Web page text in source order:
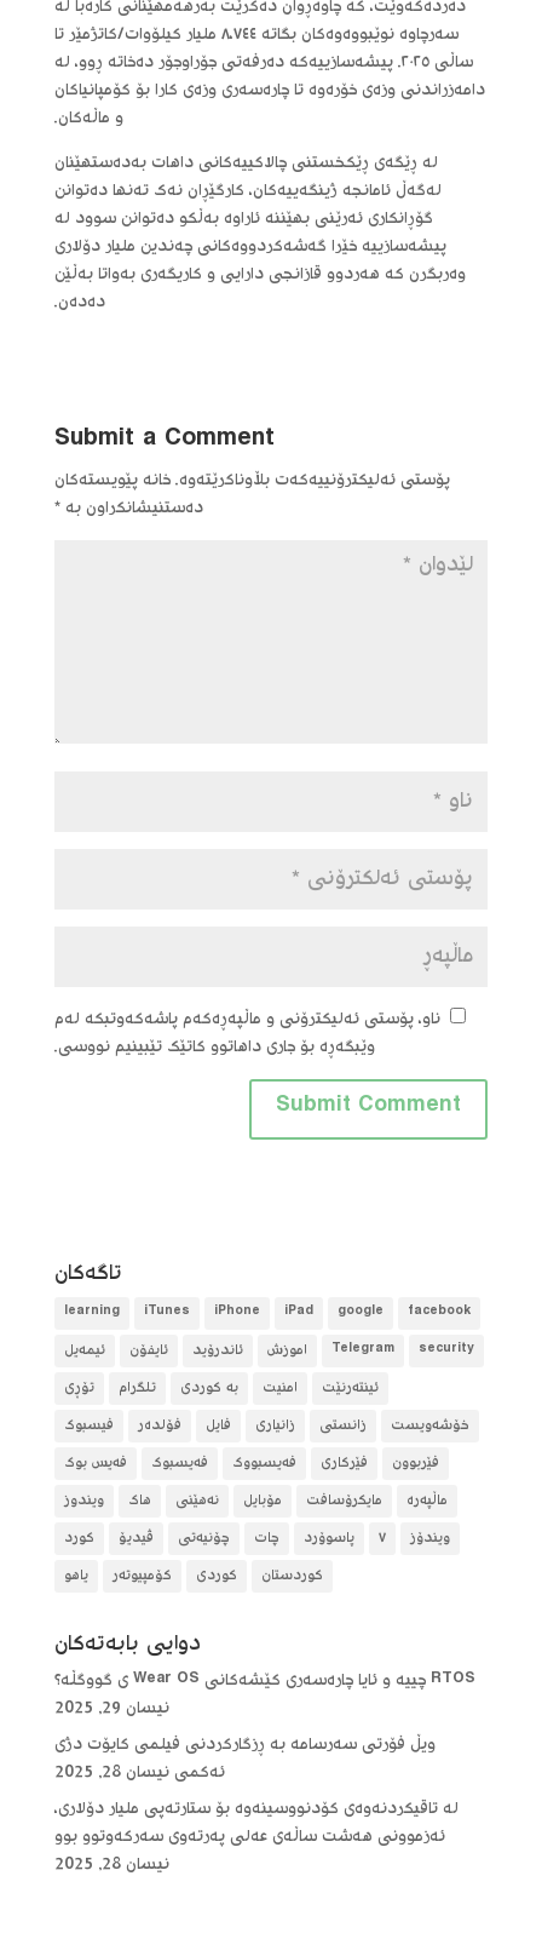
دەردەکەوێت، کە چاوەڕوان دەکرێت بەرهەمهێنانی کارەبا لە
سەرچاوە نوێبووەوەکان بگاتە ٨،٧٤٤ ملیار کیلۆوات/کاتژمێر تا
ساڵی ٢٠٢٥. پیشەسازییەکە دەرفەتی جۆراوجۆر دەخاتە ڕوو، لە
دامەزراندنی وزەی خۆرەوە تا چارەسەری وزەی کارا بۆ کۆمپانیاکان
و ماڵەکان.
لە ڕێگەی ڕێکخستنی چالاکییەکانی داهات بەدەستهێنان
لەگەڵ ئامانجە ژینگەییەکان، کارگێڕان نەک تەنها دەتوانن
گۆڕانکاری ئەرێنی بهێننە ئاراوە بەڵکو دەتوانن سوود لە
پیشەسازییە خێرا گەشەکردووەکانی چەندین ملیار دۆلاری
وەربگرن کە هەردوو قازانجی دارایی و کاریگەری بەواتا بەڵێن
دەدەن.
Submit a Comment
پۆستی ئەلیکترۆنییەکەت بڵاوناکرێتەوە. خانە پێویستەکان
دەستنیشانکراون بە*
ناو، پۆستی ئەلیکترۆنی و ماڵپەڕەکەم پاشەکەوتبکە لەم
وێبگەڕە بۆ جاری داهاتوو کاتێک تێبینیم نووسی.
تاگه‌كان
facebook
google
iPad
iPhone
iTunes
learning
security
Telegram آموزش ئاندرۆید ئایفۆن
ئیمەیل
ئینتەرنێت
امنیت بە کوردی تلگرام
تۆڕی
خۆشەویست
زانستی زانیاری فایل فۆلده‌ر
فیسبوک
فێربوون
فێرکاری فەیسبووک فەیسبوک
فەیس بوک
ماڵپەرە
مایکرۆسافت مۆبایل نەهێنی هاک
ویندوز
ویندۆز
٧ پاسوۆرد چات چۆنیەتی ڤیدیۆ
کورد
کوردستان
کوردی کۆمپیوتەر یاهو
دوایی بابه‌ته‌كان
RTOS چییە و ئایا چارەسەری کێشەکانی Wear OS ی گووگڵە؟
نیسان 29, 2025
ویڵ فۆرتی سەرسامە بە ڕزگارکردنی فیلمی کایۆت دژی
ئەکمی نیسان 28, 2025
لە تاقیکردنەوەی کۆدنووسینەوە بۆ ستارتەپی ملیار دۆلاری،
ئەزموونی هەشت ساڵەی عەلی پەرتەوی سەرکەوتوو بوو
نیسان 28, 2025